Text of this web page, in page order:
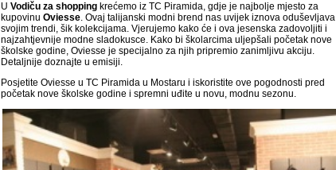
U Vodiču za shopping krećemo iz TC Piramida, gdje je najbolje mjesto za
kupovinu Oviesse. Ovaj talijanski modni brend nas uvijek iznova oduševljava
svojim trendi, šik kolekcijama. Vjerujemo kako će i ova jesenska zadovoljiti i
najzahtjevnije modne sladokusce. Kako bi školarcima uljepšali početak nove
školske godine, Oviesse je specijalno za njih pripremio zanimljivu akciju.
Detaljnije doznajte u emisiji.
Posjetite Oviesse u TC Piramida u Mostaru i iskoristite ove pogodnosti pred
početak nove školske godine i spremni uđite u novu, modnu sezonu.